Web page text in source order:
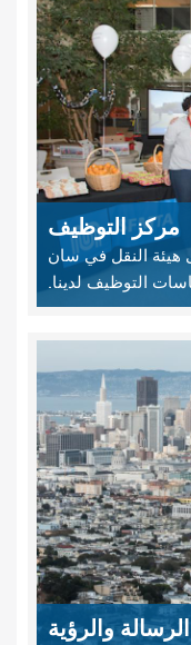
مركز التوظيف
هيئة النقل في سان
الرسالة والرؤية